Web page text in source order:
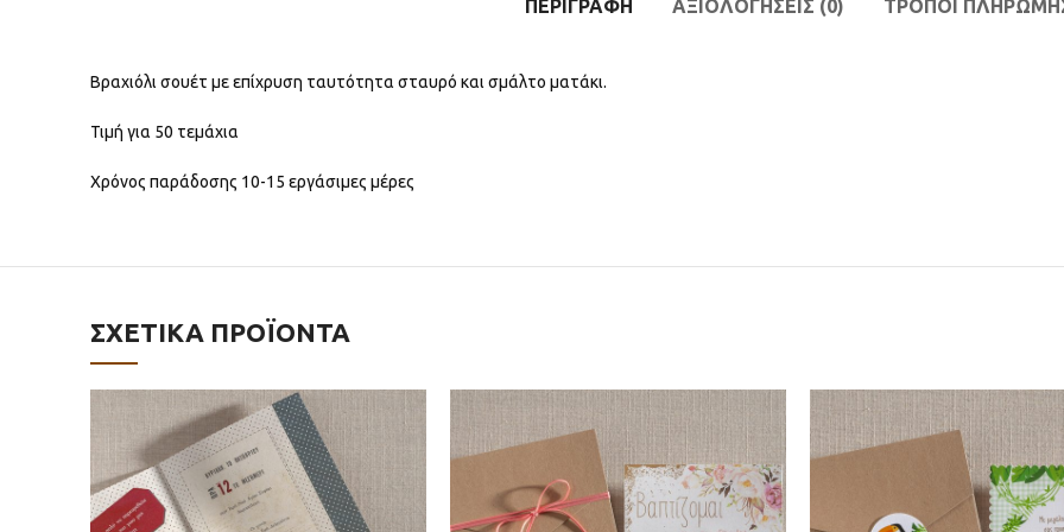
ΠΕΡΙΓΡΑΦΉ ΑΞΙΟΛΟΓΉΣΕΙΣ (0) ΤΡΟΠΟΙ
Βραχιόλι σουέτ με επίχρυση ταυτότητα σταυρό και σμάλτο ματάκι.
Τιμή για 50 τεμάχια
Χρόνος παράδοσης 10-15 εργάσιμες μέρες
ΣΧΕΤΙΚΆ ΠΡΟΪΌΝΤΑ